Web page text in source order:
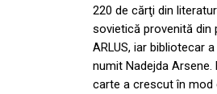
220 de cărţi din
sovietică provenită din
ARLUS, iar bibliotecar
numit Nadejda Arsene.
carte a crescut în mod